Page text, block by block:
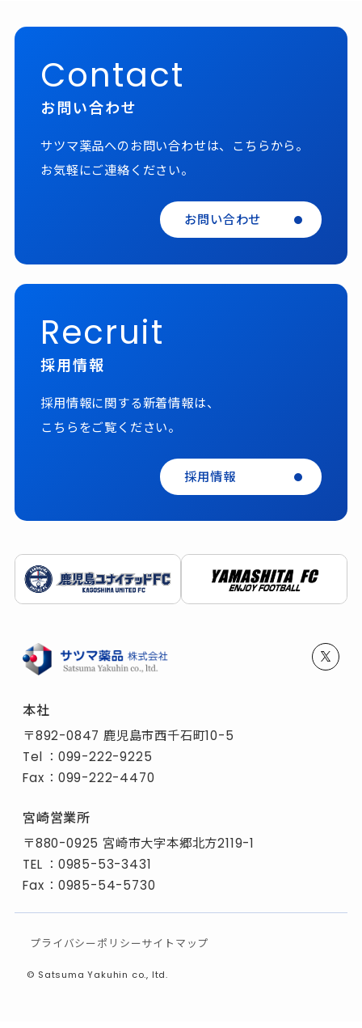
Contact
お問い合わせ
サツマ薬品へのお問い合わせは、こちらから。
お気軽にご連絡ください。
お問い合わせ
Recruit
採用情報
採用情報に関する新着情報は、
こちらをご覧ください。
採用情報
本社
〒892-0847 鹿児島市西千石町10-5
Tel ： 099-222-9225
Fax ：099-222-4470
宮崎営業所
〒880-0925 宮崎市大字本郷北方2119-1
TEL ： 0985-53-3431
Fax ：0985-54-5730
プライバシーポリシーサイトマップ
© Satsuma Yakuhin co., ltd.